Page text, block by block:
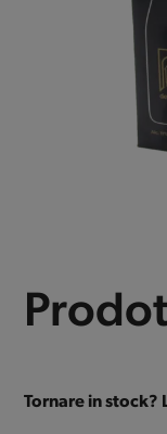
Tornare in stock?